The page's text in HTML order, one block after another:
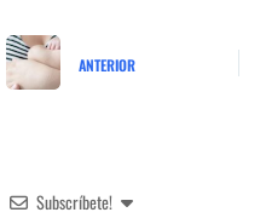
ANTERIOR
Subscríbete!